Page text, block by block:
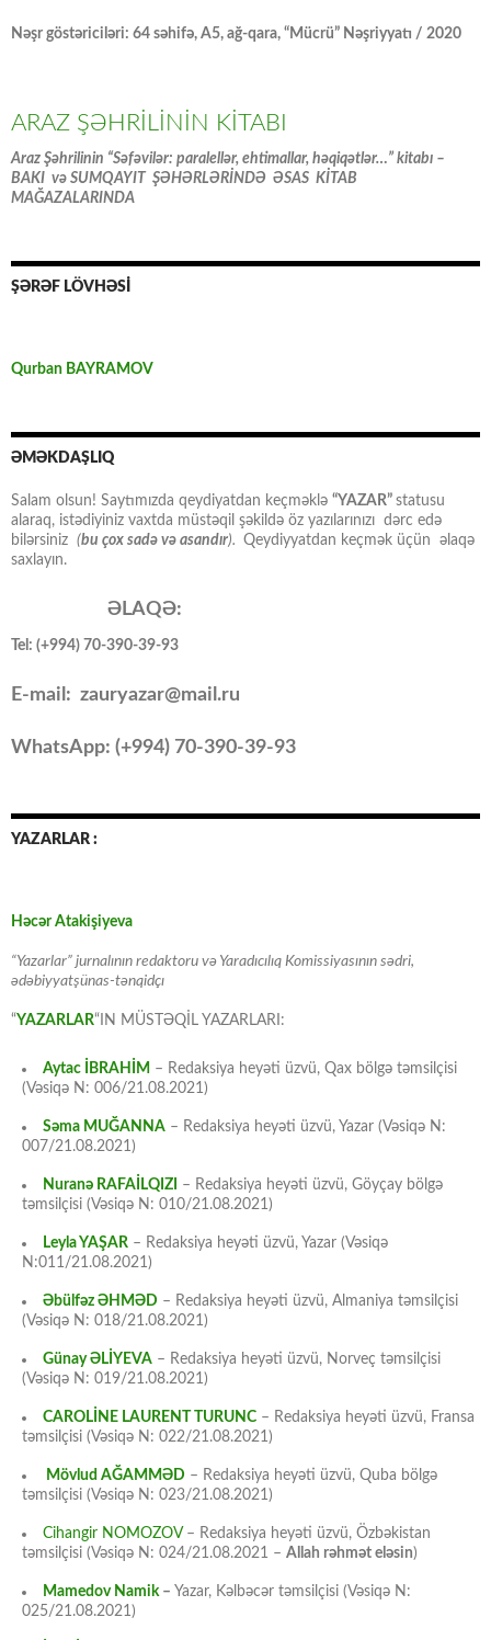
Nəşr göstəriciləri: 64 səhifə, A5, ağ-qara, “Mücrü” Nəşriyyatı / 2020
ARAZ ŞƏHRİLİNİN KİTABI
Araz Şəhrilinin “Səfəvilər: paralellər, ehtimallar, həqiqətlər…” kitabı –
BAKI və SUMQAYIT ŞƏHƏRLƏRİNDƏ ƏSAS KİTAB
MAĞAZALARINDA
ŞƏRƏF LÖVHƏSİ
Qurban BAYRAMOV
ƏMƏKDAŞLIQ
Salam olsun! Saytımızda qeydiyatdan keçməklə “YAZAR” statusu
alaraq, istədiyiniz vaxtda müstəqil şəkildə öz yazılarınızı dərc edə
bilərsiniz (bu çox sadə və asandır). Qeydiyyatdan keçmək üçün əlaqə
saxlayın.
ƏLAQƏ:
Tel: (+994) 70-390-39-93
E-mail: zauryazar@mail.ru
WhatsApp: (+994) 70-390-39-93
YAZARLAR :
Həcər Atakişiyeva
“Yazarlar” jurnalının redaktoru və Yaradıcılıq Komissiyasının sədri,
ədəbiyyatşünas-tənqidçı
“YAZARLAR“IN MÜSTƏQİL YAZARLARI:
Aytac İBRAHİM – Redaksiya heyəti üzvü, Qax bölgə təmsilçisi
(Vəsiqə N: 006/21.08.2021)
Səma MUĞANNA – Redaksiya heyəti üzvü, Yazar (Vəsiqə N:
007/21.08.2021)
Nuranə RAFAİLQIZI
– Redaksiya heyəti üzvü, Göyçay bölgə
təmsilçisi (Vəsiqə N: 010/21.08.2021)
Leyla YAŞAR – Redaksiya heyəti üzvü, Yazar (Vəsiqə
N:011/21.08.2021)
Əbülfəz ƏHMƏD – Redaksiya heyəti üzvü, Almaniya təmsilçisi
(Vəsiqə N: 018/21.08.2021)
Günay ƏLİYEVA – Redaksiya heyəti üzvü, Norveç təmsilçisi
(Vəsiqə N: 019/21.08.2021)
CAROLİNE LAURENT TURUNC – Redaksiya heyəti üzvü, Fransa
təmsilçisi (Vəsiqə N: 022/21.08.2021)
Mövlud AĞAMMƏD – Redaksiya heyəti üzvü, Quba bölgə
təmsilçisi (Vəsiqə N: 023/21.08.2021)
Cihangir NOMOZOV– Redaksiya heyəti üzvü, Özbəkistan
təmsilçisi (Vəsiqə N: 024/21.08.2021 – Allah rəhmət eləsin)
Mamedov Namik– Yazar, Kəlbəcər təmsilçisi (Vəsiqə N:
025/21.08.2021)